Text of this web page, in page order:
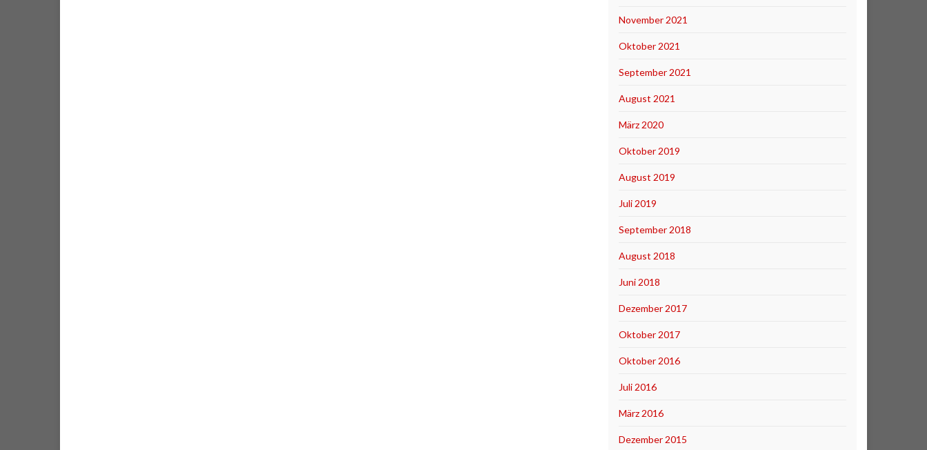
November 2021
Oktober 2021
September 2021
August 2021
März 2020
Oktober 2019
August 2019
Juli 2019
September 2018
August 2018
Juni 2018
Dezember 2017
Oktober 2017
Oktober 2016
Juli 2016
März 2016
Dezember 2015